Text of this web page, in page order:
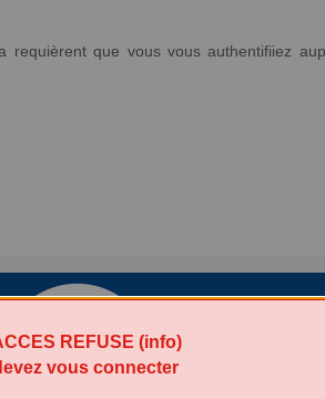
requièrent que vous vous authentifiiez
REFUSE (info)
vous connecter